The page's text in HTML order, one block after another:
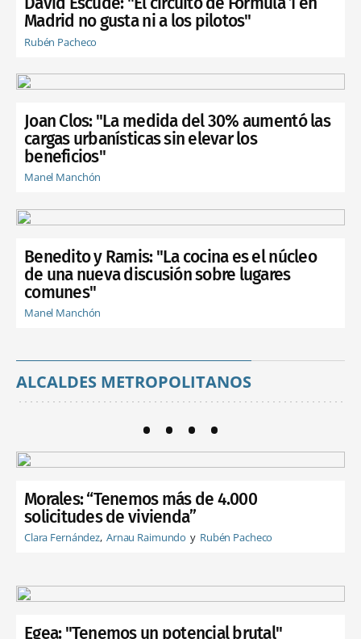
Madrid no gusta ni a los pilotos"
Rubén Pacheco
Joan Clos: "La medida del 30% aumentó las
cargas urbanísticas sin elevar los
beneficios"
Manel Manchón
Benedito y Ramis: "La cocina es el núcleo
de una nueva discusión sobre lugares
comunes"
Manel Manchón
ALCALDES METROPOLITANOS
Morales: “Tenemos más de 4.000
solicitudes de vivienda”
Clara Fernández Arnau Raimundo Rubén Pacheco
Egea: "Tenemos un potencial brutal"